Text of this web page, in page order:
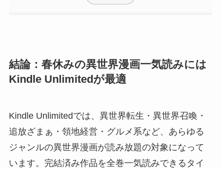
結論：春休みの異世界漫画一気読みには
Kindle Unlimitedが最適
Kindle Unlimitedでは、異世界転生・異世界召喚・
追放ざまぁ・領地経営・グルメ系など、あらゆる
ジャンルの異世界漫画が読み放題の対象になって
います。完結済み作品を全巻一気読みできるタイ